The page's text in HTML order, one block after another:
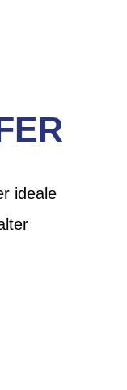
ideale